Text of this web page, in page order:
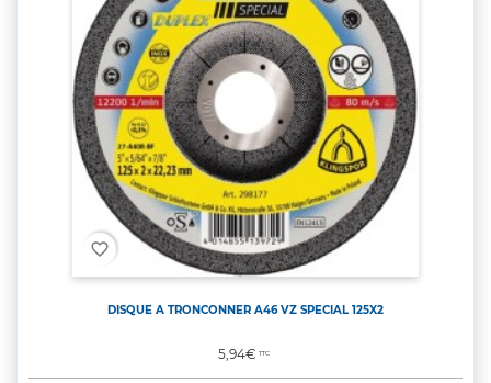
favorite_border
DISQUE A TRONCONNER A46 VZ SPECIAL 125X2
Prix
5,94€TTC